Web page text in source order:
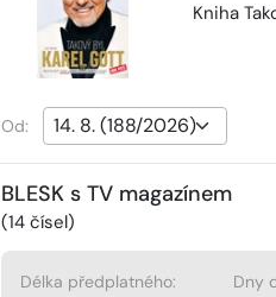
Kniha
Od:
BLESK s TV magazínem
(14čísel)
Délka předplatného: Dny